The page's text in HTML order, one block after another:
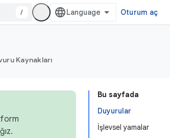
/ Oturum aç
Kaynakları
Bu sayfada
Duyurular
İşlevsel yamalar